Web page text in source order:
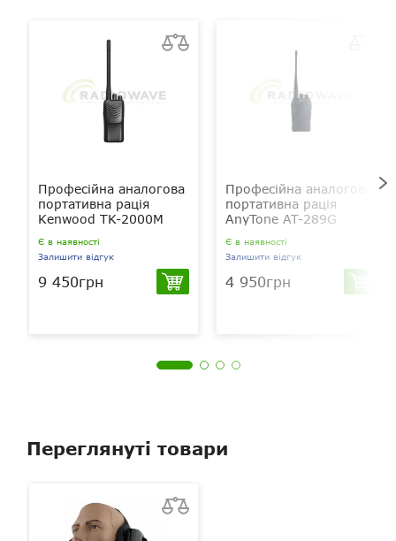
Професійна аналогова
портативна рація
Kenwood TK-2000M
Є в наявності
Залишити відгук
9 450грн
Професійна аналогова
портативна рація
AnyTone AT-289G
Є в наявності
Залишити відгук
4 950грн
Переглянуті товари